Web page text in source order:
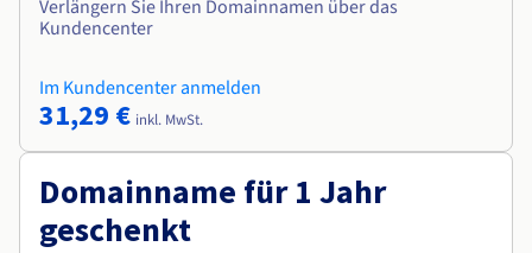
Verlängern Sie Ihren Domainnamen über das
Kundencenter
Im Kundencenter anmelden
31,29 € inkl. MwSt.
Domainname für 1 Jahr
geschenkt